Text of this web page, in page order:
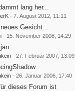
lang her...
- 7. August 2012, 11:11
Gesicht...
- 15. November 2008, 14:29
- 27. Februar 2007, 13:09
- 26. Januar 2006, 17:40
dieses Forum ist